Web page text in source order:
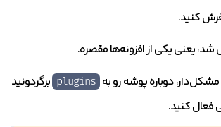
کنید.
یعنی یکی از افزونه‌ها مقصره.
دوباره پوشه رو به plugins برگردونید
فعال کنید.